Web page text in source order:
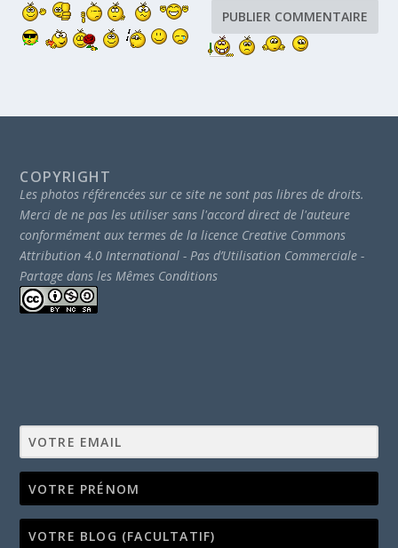
COPYRIGHT
Les photos référencées sur ce site ne sont pas libres de droits.
Merci de ne pas les utiliser sans l'accord direct de l'auteure
conformément aux termes de la licence Creative Commons
Attribution 4.0 International - Pas d’Utilisation Commerciale -
Partage dans les Mêmes Conditions